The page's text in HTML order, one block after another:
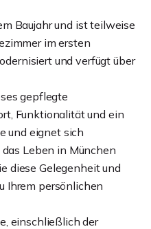
Baujahr und ist teilweise
im ersten
und verfügt über
gepflegte
Funktionalität und ein
und eignet sich
Leben in München
diese Gelegenheit und
Ihrem persönlichen
einschließlich der